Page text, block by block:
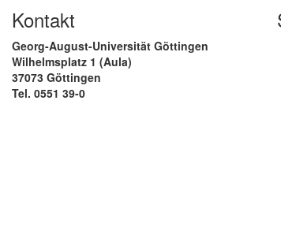
Kontakt
Georg-August-Universität Göttingen
Wilhelmsplatz 1 (Aula)
37073 Göttingen
Tel. 0551 39-0